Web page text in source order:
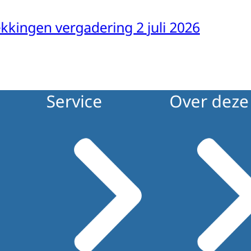
vergadering 2 juli 2026
Service Over